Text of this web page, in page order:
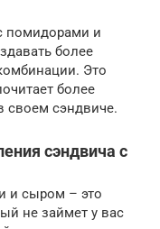
помидорами и
более
Это
более
своем сэндвиче.
сэндвича с
и сыром – это
не займет у вас